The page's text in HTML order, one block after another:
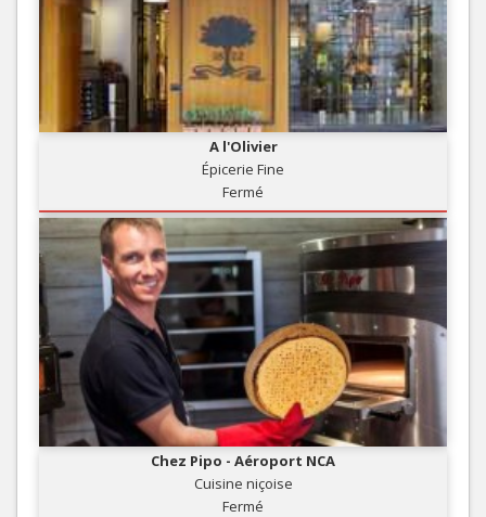
A l'Olivier
Épicerie Fine
Fermé
Chez Pipo - Aéroport NCA
Cuisine niçoise
Fermé